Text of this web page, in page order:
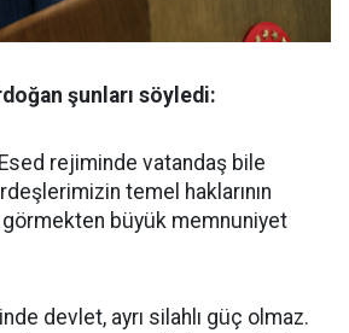
şunları söyledi:
rejiminde vatandaş bile
temel haklarının
görmekten büyük memnuniyet
devlet, ayrı silahlı güç olmaz.